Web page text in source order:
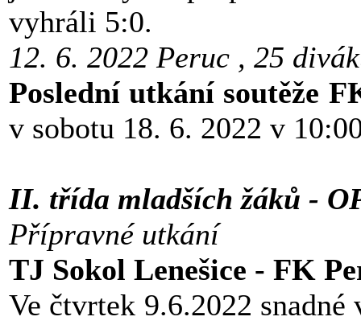
vyhráli 5:0.
12. 6. 2022 Peruc , 25
Poslední utkání soutěže
v sobotu 18. 6. 2022 v
II. třída mladších žáků -
Přípravné utkání
TJ Sokol Lenešice - FK
Ve čtvrtek 9.6.2022